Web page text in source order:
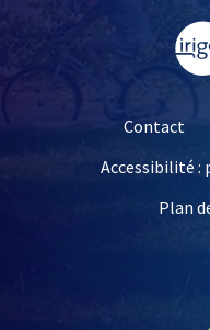
Contact
Accessibilité
Plan